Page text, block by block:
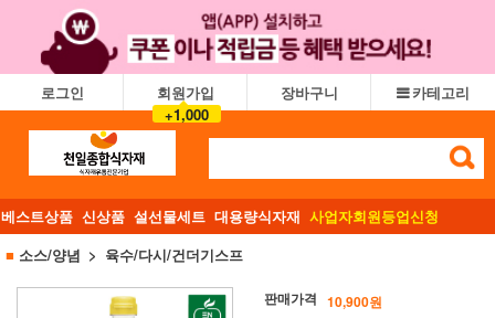
로그인
회원가입
+1,000
장바구니 카테고리
베스트상품 신상품 설선물세트 대용량식자재 사업자회원등업신청
■ 소스/양념 육수/다시/건더기스프
판매가격 10,900원